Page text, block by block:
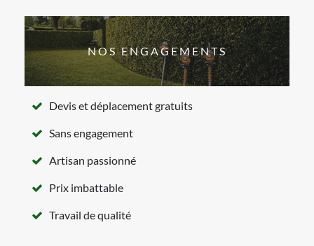
NOS ENGAGEMENTS
Devis et déplacement gratuits
Sans engagement
Artisan passionné
Prix imbattable
Travail de qualité